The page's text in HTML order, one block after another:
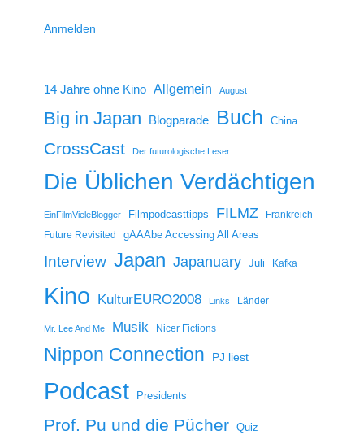
Anmelden
14 Jahre ohne Kino Allgemein August
Big in Japan Blogparade Buch China
CrossCast Der futurologische Leser
Die Üblichen Verdächtigen
EinFilmVieleBlogger Filmpodcasttipps FILMZ
Frankreich
Future Revisited
gAAAbe Accessing All Areas
Interview Japan Japanuary Juli Kafka
Kino KulturEURO2008 Links Länder
Mr. Lee And Me Musik Nicer Fictions
Nippon Connection PJ liest
Podcast Presidents
Prof. Pu und die Pücher Quiz